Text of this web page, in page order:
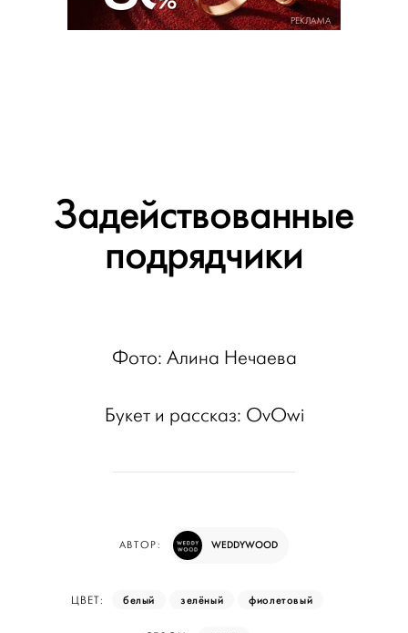
РЕКЛАМА
Задействованные
подрядчики
Фото: Алина Нечаева
Букет и рассказ: OvOwi
АВТОР: WEDDYWOOD
ЦВЕТ: белый зелёный фиолетовый